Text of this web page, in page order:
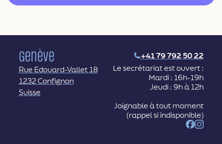
Genève
+41 79 792 50 22
Rue Edouard-Vallet 18
1232 Confignon
Suisse
Le secrétariat est ouvert :
Mardi : 16h-19h
Jeudi : 9h à 12h
Joignable à tout moment
(rappel si indisponible)
Facebook